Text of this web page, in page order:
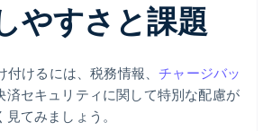
やすさと課題
付けるには、税務情報、チャージバッ
済セキュリティに関して特別な配慮が
てみましょう。